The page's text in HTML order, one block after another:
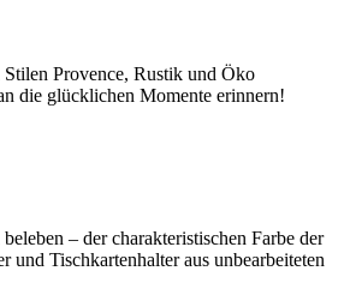
Provence, Rustik und Öko
die glücklichen Momente erinnern!
– der charakteristischen Farbe der
Tischkartenhalter aus unbearbeiteten